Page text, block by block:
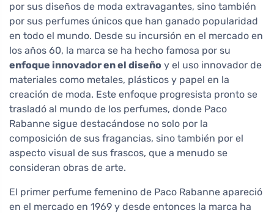
por sus diseños de moda extravagantes, sino también
por sus perfumes únicos que han ganado popularidad
en todo el mundo. Desde su incursión en el mercado en
los años 60, la marca se ha hecho famosa por su
enfoque innovador en el diseño y el uso innovador de
materiales como metales, plásticos y papel en la
creación de moda. Este enfoque progresista pronto se
trasladó al mundo de los perfumes, donde Paco
Rabanne sigue destacándose no solo por la
composición de sus fragancias, sino también por el
aspecto visual de sus frascos, que a menudo se
consideran obras de arte.
El primer perfume femenino de Paco Rabanne apareció
en el mercado en 1969 y desde entonces la marca ha